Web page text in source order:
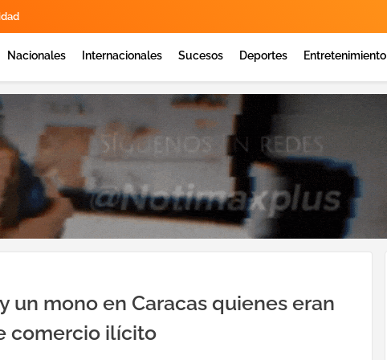
Nacionales Internacionales Sucesos Deportes Entretenimiento
un mono en Caracas quienes eran
comercio ilícito